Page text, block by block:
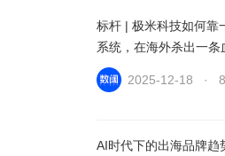
标杆 | 极米科技如何靠
系统，在海外杀出一条
2025-12-18 ·
AI时代下的出海品牌趋